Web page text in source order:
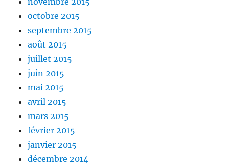
octobre 2015
septembre 2015
août 2015
juillet 2015
juin 2015
mai 2015
avril 2015
mars 2015
février 2015
janvier 2015
décembre 2014